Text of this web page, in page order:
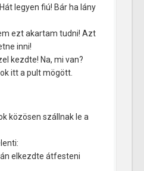
legyen fiú! Bár ha lány
ezt akartam tudni! Azt
inni!
kezdte! Na, mi van?
itt a pult mögött.
közösen szállnak le a
elkezdte átfesteni